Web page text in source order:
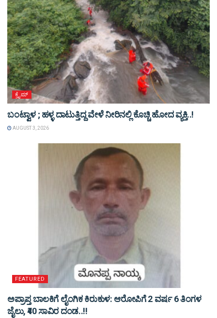
ಕ್ರೈಮ್
ಬಂಟ್ವಾಳ ; ಹಳ್ಳ ದಾಟುತ್ತಿದ್ದ ವೇಳೆ ನೀರಿನಲ್ಲಿ ಕೊಚ್ಚಿ ಹೋದ ವ್ಯಕ್ತಿ..!
AUGUST 3, 2026
FEATURED
ಅಪ್ರಾಪ್ತ ಬಾಲಕಿಗೆ ಲೈಂಗಿಕ ಕಿರುಕುಳ: ಆರೋಪಿಗೆ 2 ವರ್ಷ 6 ತಿಂಗಳ
ಜೈಲು, ₹40 ಸಾವಿರ ದಂಡ..!!